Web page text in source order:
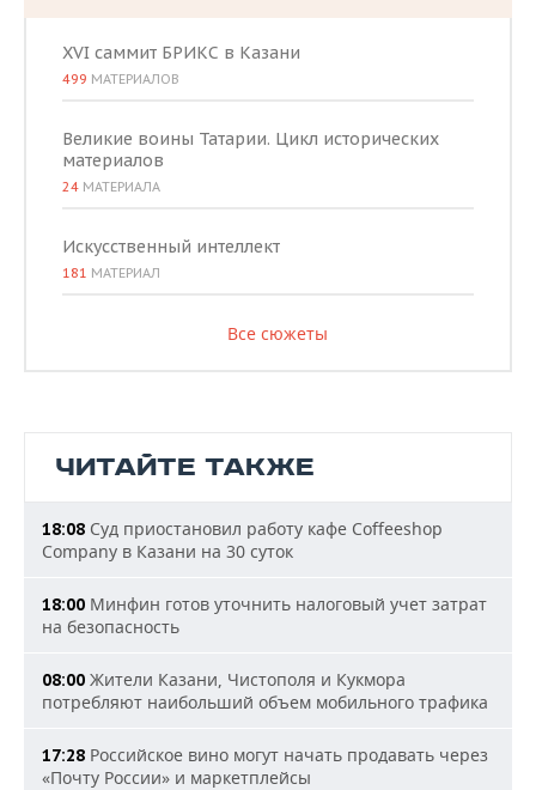
XVI саммит БРИКС в Казани
499 МАТЕРИАЛОВ
Великие воины Татарии. Цикл исторических
материалов
24 МАТЕРИАЛА
Искусственный интеллект
181 МАТЕРИАЛ
Все сюжеты
ЧИТАЙТЕ ТАКЖЕ
18:08 Суд приостановил работу кафе Coffeeshop
Company в Казани на 30 суток
18:00 Минфин готов уточнить налоговый учет затрат
на безопасность
08:00 Жители Казани, Чистополя и Кукмора
потребляют наибольший объем мобильного трафика
17:28 Российское вино могут начать продавать через
«Почту России» и маркетплейсы